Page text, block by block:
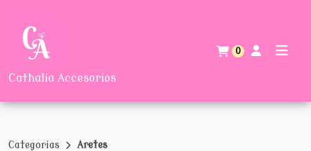
Cathalia Accesorios
0
Categorias Aretes